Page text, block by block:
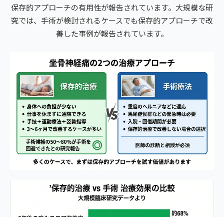
保存的アプローチの有用性が報告されています。大規模な研
究では、手術が検討されるケースでも保存的アプローチで改
善した事例が報告されています。